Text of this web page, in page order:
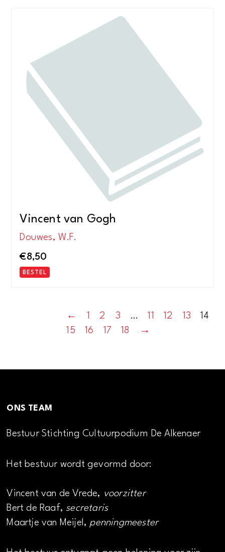
Vincent van Gogh
Douwes, W.F.
€8,50
BESTEL
← 1 2 3 … 11 12 13
14
15
16 17 18 →
ONS TEAM
Bestuur Stichting Cultuurpodium De Alkenaer
Het bestuur wordt gevormd door:
Vincent van de Vrede, voorzitter
Bert de Raaf, secretaris
Maartje van Meijel, penningmeester